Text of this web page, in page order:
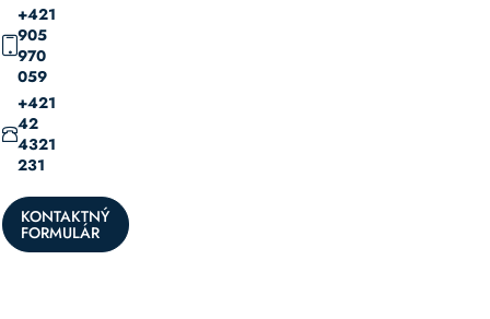
+421
905
970
059
+421
42
4321
231
KONTAKTNÝ
FORMULÁR